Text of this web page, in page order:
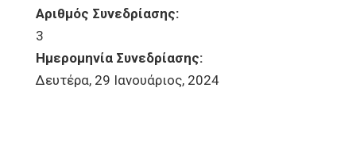
Αριθμός Συνεδρίασης:
3
Ημερομηνία Συνεδρίασης:
Δευτέρα, 29 Ιανουάριος, 2024